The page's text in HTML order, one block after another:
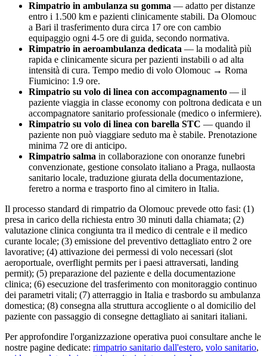
Rimpatrio in ambulanza su gomma — adatto per distanze
entro i 1.500 km e pazienti clinicamente stabili. Da Olomouc
a Bari il trasferimento dura circa 17 ore con cambio
equipaggio ogni 4-5 ore di guida, secondo normativa.
Rimpatrio in aeroambulanza dedicata — la modalità più
rapida e clinicamente sicura per pazienti instabili o ad alta
intensità di cura. Tempo medio di volo Olomouc → Roma
Fiumicino: 1.9 ore.
Rimpatrio su volo di linea con accompagnamento — il
paziente viaggia in classe economy con poltrona dedicata e un
accompagnatore sanitario professionale (medico o infermiere).
Rimpatrio su volo di linea con barella STC — quando il
paziente non può viaggiare seduto ma è stabile. Prenotazione
minima 72 ore di anticipo.
Rimpatrio salma in collaborazione con onoranze funebri
convenzionate, gestione consolato italiano a Praga, nullaosta
sanitario locale, traduzione giurata della documentazione,
feretro a norma e trasporto fino al cimitero in Italia.
Il processo standard di rimpatrio da Olomouc prevede otto fasi: (1)
presa in carico della richiesta entro 30 minuti dalla chiamata; (2)
valutazione clinica congiunta tra il medico di centrale e il medico
curante locale; (3) emissione del preventivo dettagliato entro 2 ore
lavorative; (4) attivazione dei permessi di volo necessari (slot
aeroportuale, overflight permits per i paesi attraversati, landing
permit); (5) preparazione del paziente e della documentazione
clinica; (6) esecuzione del trasferimento con monitoraggio continuo
dei parametri vitali; (7) atterraggio in Italia e trasbordo su ambulanza
domestica; (8) consegna alla struttura accogliente o al domicilio del
paziente con passaggio di consegne dettagliato ai sanitari italiani.
Per approfondire l'organizzazione operativa puoi consultare anche le
nostre pagine dedicate: rimpatrio sanitario dall'estero, volo sanitario,